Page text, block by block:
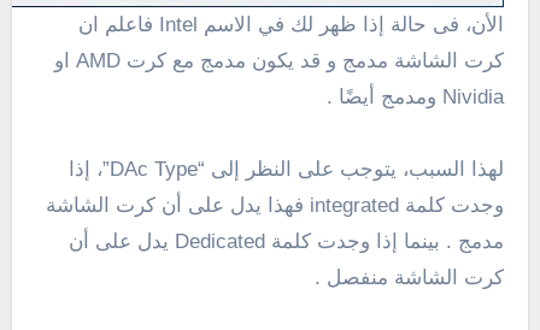
الأن، فى حالة إذا ظهر لك في الاسم Intel فاعلم ان
كرت الشاشة مدمج و قد يكون مدمج مع كرت AMD او
Nividia ومدمج أيضًا .
لهذا السبب، يتوجب على النظر إلى “DAc Type”، إذا
وجدت كلمة integrated فهذا يدل على أن كرت الشاشة
مدمج . بينما إذا وجدت كلمة Dedicated يدل على أن
كرت الشاشة منفصل .